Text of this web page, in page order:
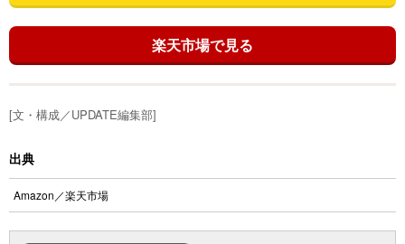
楽天市場で見る
[文・構成／UPDATE編集部]
出典
Amazon／楽天市場